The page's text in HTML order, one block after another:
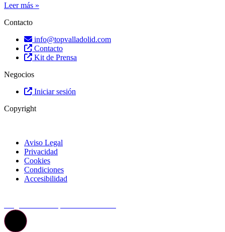
Leer más »
Contacto
info@topvalladolid.com
Contacto
Kit de Prensa
Negocios
Iniciar sesión
Copyright
Aviso Legal
Privacidad
Cookies
Condiciones
Accesibilidad